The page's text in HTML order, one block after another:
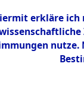
erkläre ich